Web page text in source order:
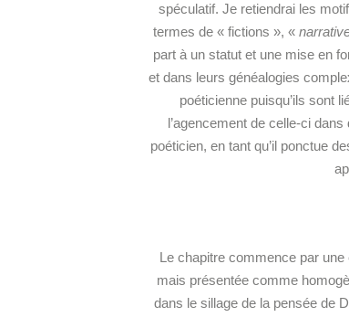
spéculatif. Je retiendrai les
termes de « fictions », «
part à un statut et une mise en
et dans leurs généalogies
poéticienne puisqu’ils sont
l’agencement de celle-ci
poéticien, en tant qu’il ponctue
Le chapitre commence par
mais présentée comme
dans le sillage de la pensée de